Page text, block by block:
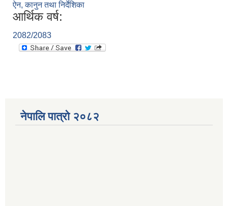
ऐन, कानुन तथा निर्देशिका
आर्थिक वर्ष:
2082/2083
नेपालि पात्रो २०८२